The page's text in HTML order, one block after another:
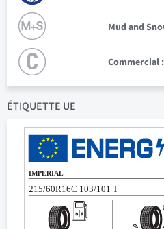
Mud and
Commercial :
ÉTIQUETTE UE